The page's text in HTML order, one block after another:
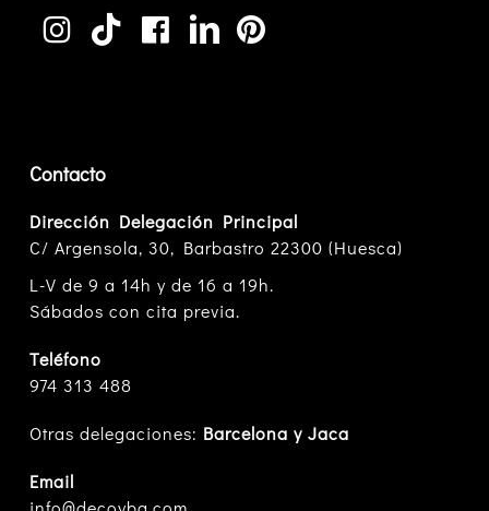
Contacto
Dirección Delegación Principal
C/ Argensola, 30, Barbastro 22300 (Huesca)
L-V de 9 a 14h y de 16 a 19h.
Sábados con cita previa.
Teléfono
974 313 488
Otras delegaciones: Barcelona y Jaca
Email